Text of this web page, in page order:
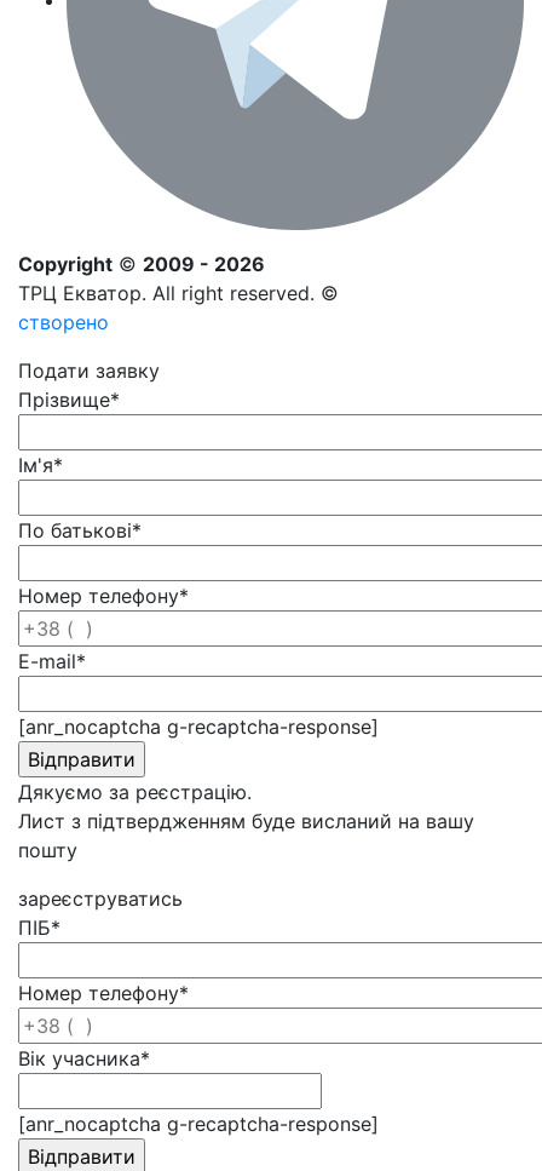
Copyright © 2009 - 2026
ТРЦ Екватор. All right reserved. ©
створено
Подати заявку
Прізвище*
Ім'я*
По батькові*
Номер телефону*
E-mail*
[anr_nocaptcha g-recaptcha-response]
Дякуємо за реєстрацію.
Лист з підтвердженням буде висланий на вашу
пошту
зареєструватись
ПІБ*
Номер телефону*
Вік учасника*
[anr_nocaptcha g-recaptcha-response]